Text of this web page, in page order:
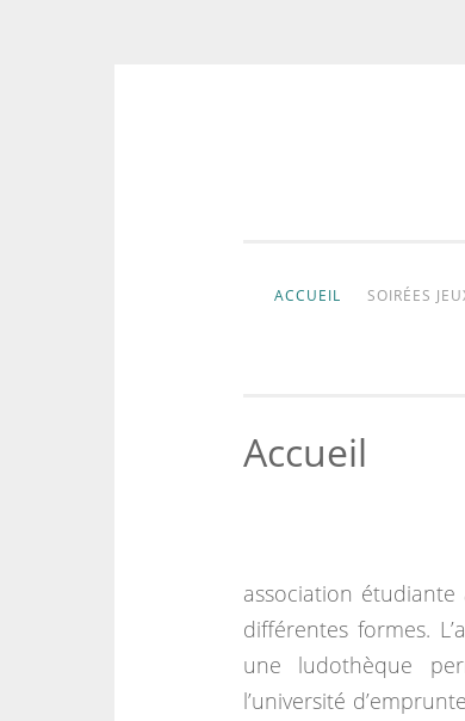
ACCUEIL SOIRÉES
Accueil
association
différentes formes.
une ludothèque
l’université